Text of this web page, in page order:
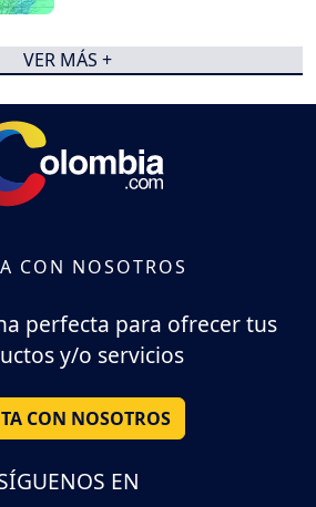
VER MÁS +
CON NOSOTROS
perfecta para ofrecer tus
y/o servicios
CON NOSOTROS
EN